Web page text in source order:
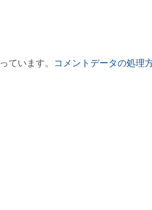
ています。
コメントデータの処理